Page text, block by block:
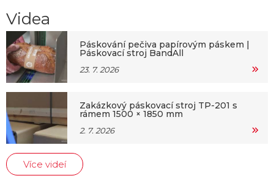
Videa
Páskování pečiva papírovým páskem |
Páskovací stroj BandAll
23. 7. 2026
Zakázkový páskovací stroj TP-201 s
rámem 1500 × 1850 mm
2. 7. 2026
Více videí